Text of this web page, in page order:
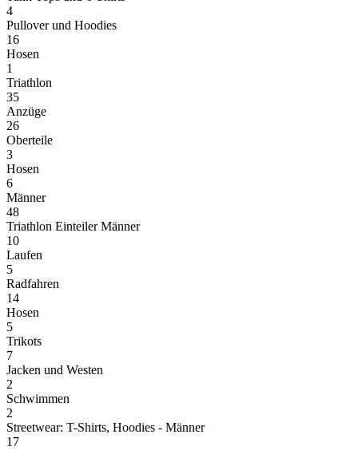
4
Pullover und Hoodies
16
Hosen
1
Triathlon
35
Anzüge
26
Oberteile
3
Hosen
6
Männer
48
Triathlon Einteiler Männer
10
Laufen
5
Radfahren
14
Hosen
5
Trikots
7
Jacken und Westen
2
Schwimmen
2
Streetwear: T-Shirts, Hoodies - Männer
17